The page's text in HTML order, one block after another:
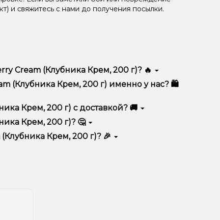
и свяжитесь с нами до получения посылки.
Cream (Клубника Крем, 200 г)? 🔥
высоким качеством, удобством
(Клубника Крем, 200 г) именно у нас? 🛍️
выгодные цены и быструю доставку.
Крем, 200 г) с доставкой? 🚚
200 г) в корзину.
Крем, 200 г)? 🤔
учитывайте размер, материал и тип чаши, если
вариант.
Крем, 200 г)? 🎉